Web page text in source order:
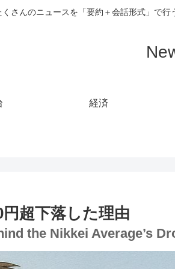
くさんのニュースを「要約＋会話形式」で行
経済
超下落した理由
the Nikkei Average’s